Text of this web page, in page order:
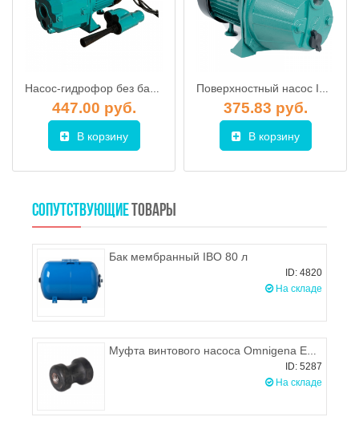
Насос-гидрофор без бака Omnigena DP 355A
447.00 руб.
В корзину
Поверхностный насос IBO JET100(a) (без бака)
375.83 руб.
В корзину
СОПУТСТВУЮЩИЕ ТОВАРЫ
Бак мембранный IBO 80 л
ID: 4820
На складе
Муфта винтового насоса Omnigena EVJ 1,8-50-0,50
ID: 5287
На складе